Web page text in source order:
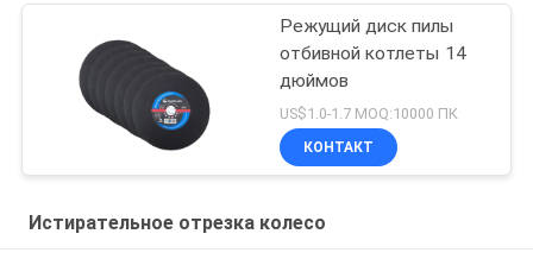
Режущий диск пилы
отбивной котлеты 14
дюймов
US$1.0-1.7 MOQ:10000 ПК
КОНТАКТ
Истирательное отрезка колесо